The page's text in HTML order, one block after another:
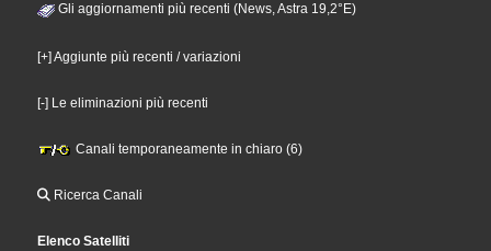
Gli aggiornamenti più recenti (News, Astra 19,2°E)
[+] Aggiunte più recenti / variazioni
[-] Le eliminazioni più recenti
Canali temporaneamente in chiaro (6)
Ricerca Canali
Elenco Satelliti